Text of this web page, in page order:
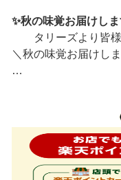
✨秋の味覚お届けしま
タリーズより皆
＼秋の味覚お届けし
実りの秋らしいほっ
涼しい店内で一足早